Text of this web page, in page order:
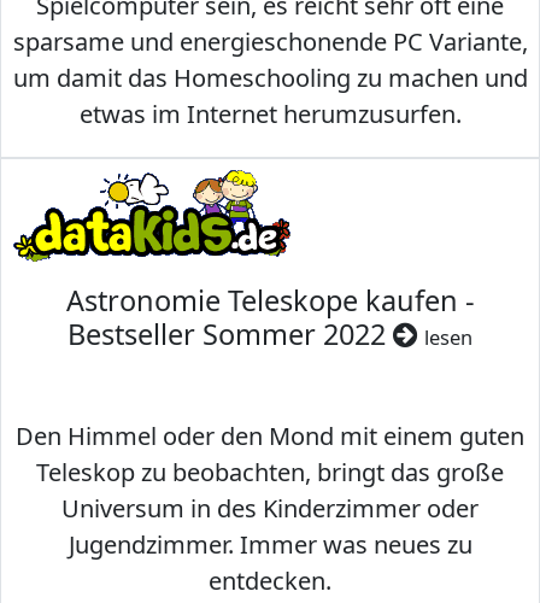
sparsame und energieschonende PC Variante,
um damit das Homeschooling zu machen und
etwas im Internet herumzusurfen.
Astronomie Teleskope kaufen -
Bestseller Sommer 2022
lesen
Den Himmel oder den Mond mit einem guten
Teleskop zu beobachten, bringt das große
Universum in des Kinderzimmer oder
Jugendzimmer. Immer was neues zu
entdecken.